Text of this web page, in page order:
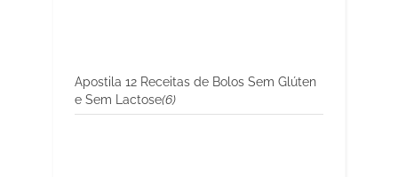
Apostila 12 Receitas de Bolos Sem Glúten
e Sem Lactose(6)